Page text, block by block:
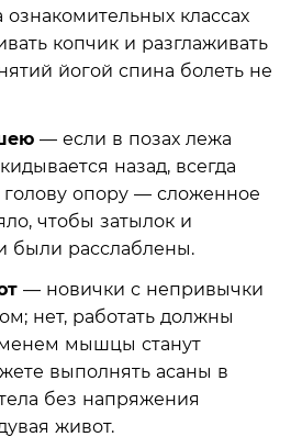
классах
копчик и разглаживать
йогой спина болеть не
— если в позах лежа
назад, всегда
опору — сложенное
чтобы затылок и
были расслаблены.
— новички с непривычки
нет, работать должны
мышцы станут
выполнять асаны в
без напряжения
живот.